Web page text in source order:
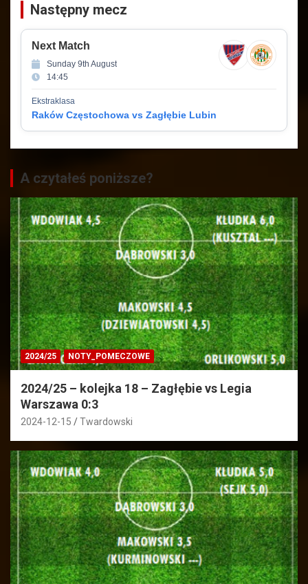
Następny mecz
Next Match
Sunday 9th August
14:45
Ekstraklasa
Raków Częstochowa vs Zagłębie Lubin
A czytałeś poniższe?
2024/25 NOTY_POMECZOWE
2024/25 – kolejka 18 – Zagłębie vs Legia
Warszawa 0:3
2024-12-15 Twardowski